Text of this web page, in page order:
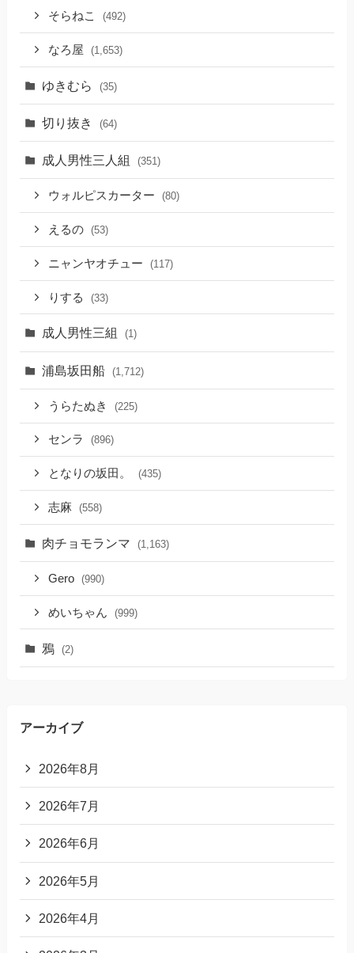
そらねこ (492)
なろ屋 (1,653)
ゆきむら (35)
切り抜き (64)
成人男性三人組 (351)
ウォルピスカーター (80)
えるの (53)
ニャンヤオチュー (117)
りする (33)
成人男性三組 (1)
浦島坂田船 (1,712)
うらたぬき (225)
センラ (896)
となりの坂田。 (435)
志麻 (558)
肉チョモランマ (1,163)
Gero (990)
めいちゃん (999)
鴉 (2)
アーカイブ
2026年8月
2026年7月
2026年6月
2026年5月
2026年4月